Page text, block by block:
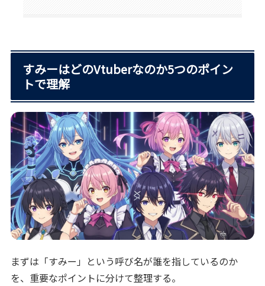
すみーはどのVtuberなのか5つのポイン
トで理解
まずは「すみー」という呼び名が誰を指しているのか
を、重要なポイントに分けて整理する。